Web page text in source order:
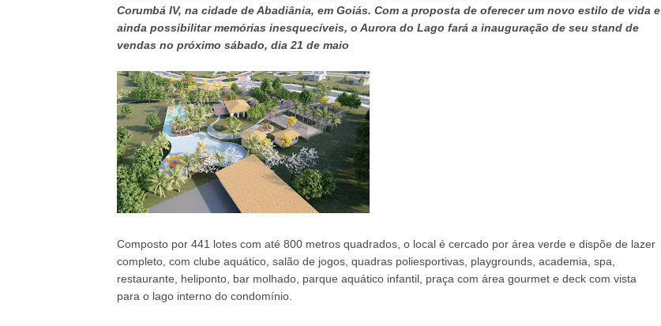
Corumbá IV, na cidade de Abadiânia, em Goiás. Com a proposta de oferecer um novo estilo de vida e
ainda possibilitar memórias inesquecíveis, o Aurora do Lago fará a inauguração de seu stand de
vendas no próximo sábado, dia 21 de maio
Composto por 441 lotes com até 800 metros quadrados, o local é cercado por área verde e dispõe de lazer
completo, com clube aquático, salão de jogos, quadras poliesportivas, playgrounds, academia, spa,
restaurante, heliponto, bar molhado, parque aquático infantil, praça com área gourmet e deck com vista
para o lago interno do condomínio.